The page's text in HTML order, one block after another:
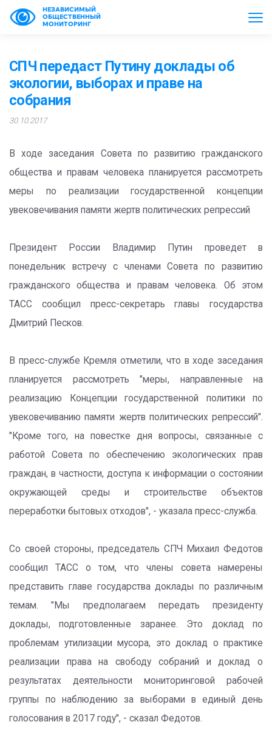
НЕЗАВИСИМЫЙ
ОБЩЕСТВЕННЫЙ
МОНИТОРИНГ
СПЧ передаст Путину доклады об
экологии, выборах и праве на
собрания
30.10.2017
В ходе заседания Совета по развитию гражданского
общества и правам человека планируется рассмотреть
меры по реализации государственной концепции
увековечивания памяти жертв политических репрессий
Президент России Владимир Путин проведет в
понедельник встречу с членами Совета по развитию
гражданского общества и правам человека. Об этом
ТАСС сообщил пресс-секретарь главы государства
Дмитрий Песков.
В пресс-службе Кремля отметили, что в ходе заседания
планируется рассмотреть "меры, направленные на
реализацию Концепции государственной политики по
увековечиванию памяти жертв политических репрессий".
"Кроме того, на повестке дня вопросы, связанные с
работой Совета по обеспечению экологических прав
граждан, в частности, доступа к информации о состоянии
окружающей среды и строительстве объектов
переработки бытовых отходов", - указала пресс-служба.
Со своей стороны, председатель СПЧ Михаил Федотов
сообщил ТАСС о том, что члены совета намерены
представить главе государства доклады по различным
темам. "Мы предполагаем передать президенту
доклады, подготовленные заранее. Это доклад по
проблемам утилизации мусора, это доклад о практике
реализации права на свободу собраний и доклад о
результатах деятельности мониторинговой рабочей
группы по наблюдению за выборами в единый день
голосования в 2017 году", - сказал Федотов.